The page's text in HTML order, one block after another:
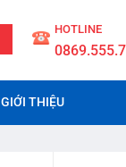
HOTLINE
GIỚI THIỆU